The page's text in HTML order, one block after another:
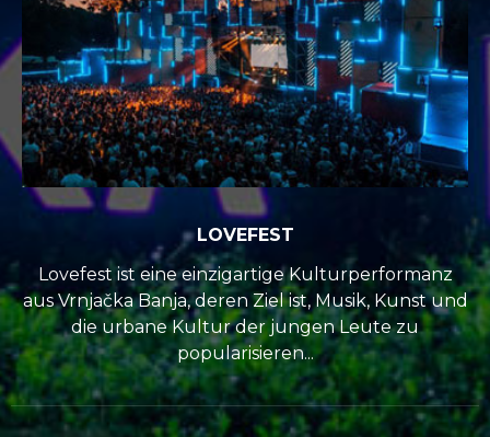
LOVEFEST
Lovefest ist eine einzigartige Kulturperformanz
aus Vrnjačka Banja, deren Ziel ist, Musik, Kunst und
die urbane Kultur der jungen Leute zu
popularisieren...